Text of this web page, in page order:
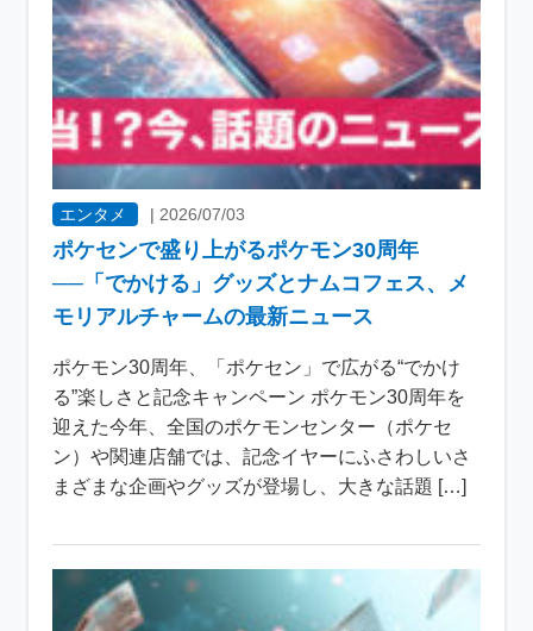
エンタメ | 2026/07/03
ポケセンで盛り上がるポケモン30周年
──「でかける」グッズとナムコフェス、メ
モリアルチャームの最新ニュース
ポケモン30周年、「ポケセン」で広がる“でかけ
る”楽しさと記念キャンペーン ポケモン30周年を
迎えた今年、全国のポケモンセンター（ポケセ
ン）や関連店舗では、記念イヤーにふさわしいさ
まざまな企画やグッズが登場し、大きな話題 […]